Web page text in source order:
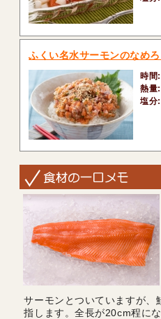
ふくい名水サーモンのなめ
時間
熱量
塩分
サーモンとついていますが、
指します。全長が20cm程に